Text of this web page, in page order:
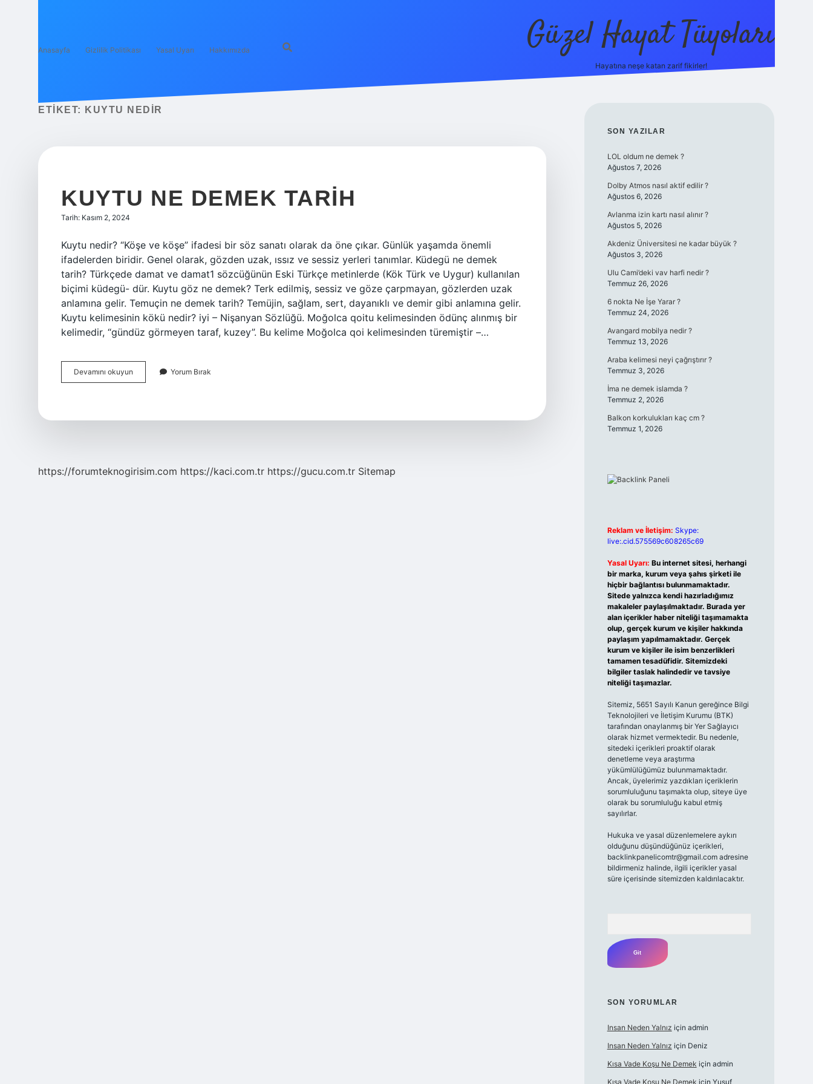
Anasayfa Gizlilik Politikası Yasal Uyarı Hakkımızda Güzel Hayat Tüyoları
Hayatına neşe katan zarif fikirler!
ETIKET: KUYTU NEDIR
KUYTU NE DEMEK TARIH
Tarih: Kasım 2, 2024
Kuytu nedir? “Köşe ve köşe” ifadesi bir söz sanatı olarak da öne çıkar. Günlük yaşamda önemli
ifadelerden biridir. Genel olarak, gözden uzak, ıssız ve sessiz yerleri tanımlar. Küdegü ne demek
tarih? Türkçede damat ve damat1 sözcüğünün Eski Türkçe metinlerde (Kök Türk ve Uygur) kullanılan
biçimi küdegü- dür. Kuytu göz ne demek? Terk edilmiş, sessiz ve göze çarpmayan, gözlerden uzak
anlamına gelir. Temuçin ne demek tarih? Temüjin, sağlam, sert, dayanıklı ve demir gibi anlamına gelir.
Kuytu kelimesinin kökü nedir? iyi – Nişanyan Sözlüğü. Moğolca qoitu kelimesinden ödünç alınmış bir
kelimedir, “gündüz görmeyen taraf, kuzey”. Bu kelime Moğolca qoi kelimesinden türemiştir –…
Devamını okuyun
Ne
Yorum Bırak
https://forumteknogirisim.com https://kaci.com.tr https://gucu.com.tr Sitemap
SIDEBAR
SON YAZILAR
LOL oldum ne demek ?
Ağustos 7, 2026
Dolby Atmos nasıl aktif edilir ?
Ağustos 6, 2026
Avlanma izin kartı nasıl alınır ?
Ağustos 5, 2026
Akdeniz Üniversitesi ne kadar büyük ?
Ağustos 3, 2026
Ulu Cami’deki vav harfi nedir ?
Temmuz 26, 2026
6 nokta Ne İşe Yarar ?
Temmuz 24, 2026
Avangard mobilya nedir ?
Temmuz 13, 2026
Araba kelimesi neyi çağrıştırır ?
Temmuz 3, 2026
İma ne demek islamda ?
Temmuz 2, 2026
Balkon korkulukları kaç cm ?
Temmuz 1, 2026
Reklam ve İletişim: Skype:
live:.cid.575569c608265c69
Yasal Uyarı: Bu internet sitesi, herhangi
bir marka, kurum veya şahıs şirketi ile
hiçbir bağlantısı bulunmamaktadır.
Sitede yalnızca kendi hazırladığımız
makaleler paylaşılmaktadır. Burada yer
alan içerikler haber niteliği taşımamakta
olup, gerçek kurum ve kişiler hakkında
paylaşım yapılmamaktadır. Gerçek
kurum ve kişiler ile isim benzerlikleri
tamamen tesadüfidir. Sitemizdeki
bilgiler taslak halindedir ve tavsiye
niteliği taşımazlar.
Sitemiz, 5651 Sayılı Kanun gereğince Bilgi
Teknolojileri ve İletişim Kurumu (BTK)
tarafından onaylanmış bir Yer Sağlayıcı
olarak hizmet vermektedir. Bu nedenle,
sitedeki içerikleri proaktif olarak
denetleme veya araştırma
yükümlülüğümüz bulunmamaktadır.
Ancak, üyelerimiz yazdıkları içeriklerin
sorumluluğunu taşımakta olup, siteye üye
olarak bu sorumluluğu kabul etmiş
sayılırlar.
Hukuka ve yasal düzenlemelere aykırı
olduğunu düşündüğünüz içerikleri,
backlinkpanelicomtr@gmail.comadresine
bildirmeniz halinde, ilgili içerikler yasal
süre içerisinde sitemizden kaldırılacaktır.
SON YORUMLAR
Insan Neden Yalnız için admin
Insan Neden Yalnız için Deniz
Kısa Vade Koşu Ne Demek için admin
Kısa Vade Koşu Ne Demek için Yusuf